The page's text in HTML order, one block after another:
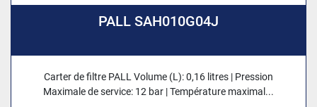
PALL SAH010G04J
Carter de filtre PALL Volume (L): 0,16 litres | Pression
Maximale de service: 12 bar | Température maximal...